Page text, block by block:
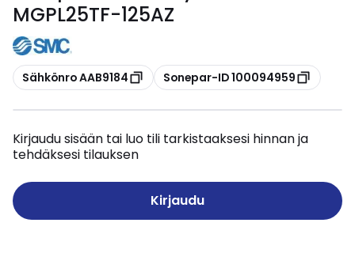
MGPL25TF-125AZ
Kopioi
Sähkönro AAB9184 Kopioi
Sonepar-ID 100094959
Kirjaudu sisään tai luo tili tarkistaaksesi hinnan ja
tehdäksesi tilauksen
Kirjaudu